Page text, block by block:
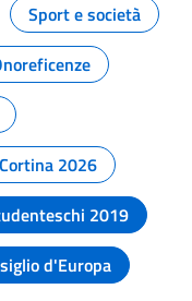
Sport e società
2026
2019
d'Europa